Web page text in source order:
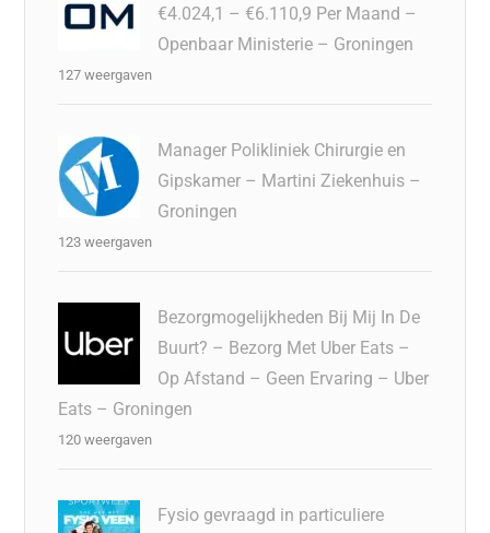
€4.024,1 – €6.110,9 Per Maand –
Openbaar Ministerie – Groningen
127 weergaven
Manager Polikliniek Chirurgie en
Gipskamer – Martini Ziekenhuis –
Groningen
123 weergaven
Bezorgmogelijkheden Bij Mij In De
Buurt? – Bezorg Met Uber Eats –
Op Afstand – Geen Ervaring – Uber
Eats – Groningen
120 weergaven
Fysio gevraagd in particuliere